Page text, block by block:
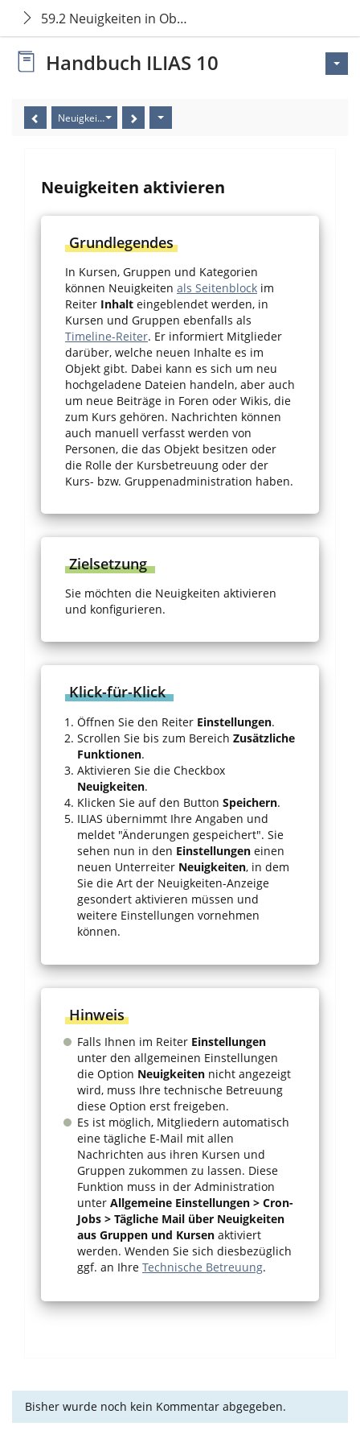
59.2 Neuigkeiten in Objekten verwalten
Handbuch ILIAS 10
Neuigkeiten aktivieren
Neuigkeiten aktivieren
Grundlegendes
In Kursen, Gruppen und Kategorien
können Neuigkeiten als Seitenblock im
Reiter Inhalt eingeblendet werden, in
Kursen und Gruppen ebenfalls als
Timeline-Reiter. Er informiert Mitglieder
darüber, welche neuen Inhalte es im
Objekt gibt. Dabei kann es sich um neu
hochgeladene Dateien handeln, aber auch
um neue Beiträge in Foren oder Wikis, die
zum Kurs gehören. Nachrichten können
auch manuell verfasst werden von
Personen, die das Objekt besitzen oder
die Rolle der Kursbetreuung oder der
Kurs- bzw. Gruppenadministration haben.
Zielsetzung
Sie möchten die Neuigkeiten aktivieren
und konfigurieren.
Klick-für-Klick
Öffnen Sie den Reiter Einstellungen.
Scrollen Sie bis zum Bereich Zusätzliche
Funktionen.
Aktivieren Sie die Checkbox
Neuigkeiten.
Klicken Sie auf den Button Speichern.
ILIAS übernimmt Ihre Angaben und
meldet "Änderungen gespeichert". Sie
sehen nun in den Einstellungen einen
neuen Unterreiter Neuigkeiten, in dem
Sie die Art der Neuigkeiten-Anzeige
gesondert aktivieren müssen und
weitere Einstellungen vornehmen
können.
Hinweis
Falls Ihnen im Reiter Einstellungen
unter den allgemeinen Einstellungen
die Option Neuigkeiten nicht angezeigt
wird, muss Ihre technische Betreuung
diese Option erst freigeben.
Es ist möglich, Mitgliedern automatisch
eine tägliche E-Mail mit allen
Nachrichten aus ihren Kursen und
Gruppen zukommen zu lassen. Diese
Funktion muss in der Administration
unter Allgemeine Einstellungen > Cron-
Jobs > Tägliche Mail über Neuigkeiten
aus Gruppen und Kursen aktiviert
werden. Wenden Sie sich diesbezüglich
ggf. an Ihre Technische Betreuung.
Bisher wurde noch kein Kommentar abgegeben.